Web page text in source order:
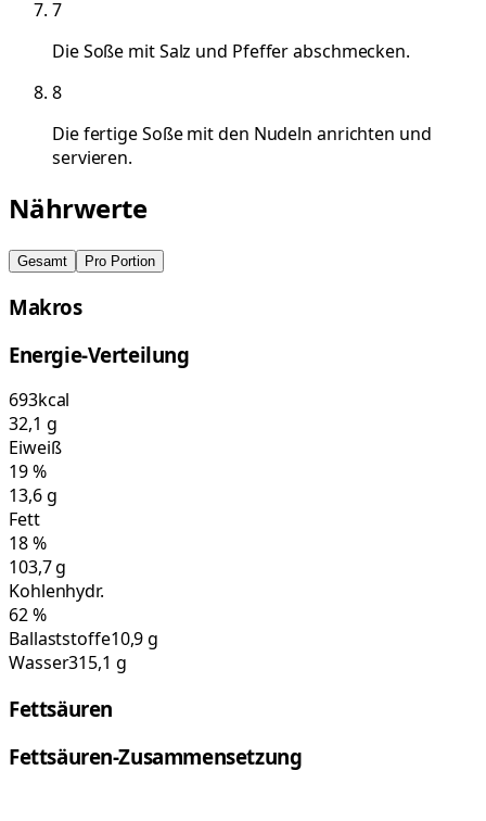
7
Die Soße mit Salz und Pfeffer abschmecken.
8
Die fertige Soße mit den Nudeln anrichten und
servieren.
Nährwerte
Gesamt Pro Portion
Makros
Energie-Verteilung
693kcal
32,1 g
Eiweiß
19%
13,6g
Fett
18%
103,7g
Kohlenhydr.
62%
Ballaststoffe10,9 g
Wasser315,1 g
Fettsäuren
Fettsäuren-Zusammensetzung